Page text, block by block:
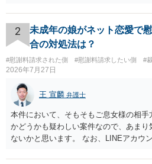
される可能性はあるのか ⇒LINEを含む
やり取り等の経緯、誓約書の内容等を
の 金銭であったと評価される可能性は
切関与しないなら100万円振り込む」と
どの程度証拠価値があるのか ⇒前後のや
を見ない限り、具体的な判断はできませ
と考えます。 ③ 借用書があっても、後
することは認められるのか。 ⇒おそら
取る正当な権利がないのに利益を取得
るものかと推察しますので、 貸金返還
は現在、収入も不安定で貯金もなくリボ
今年に再婚したが主人はお金に厳しい
困難 仮に裁判で敗訴した場合でも、分
2
未成年の娘がネット恋愛で
合の対処法は？
#慰謝料請求された側 #慰謝料請求したい側 #
2026年7月27日
王 宣麟 弁護士
本件において、そもそもご息女様の相
かどうかも疑わしい案件なので、あま
ないかと思います。 なお、LINEアカウ
るパターンはありえるものの、本件の